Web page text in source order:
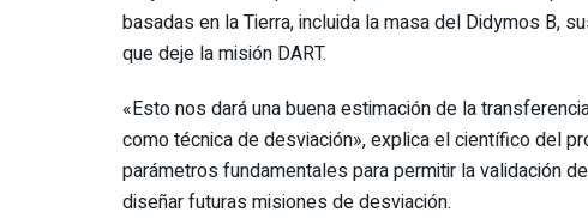
basadas en la Tierra, incluida la masa del Didymos B,
que deje la misión DART.
«Esto nos dará una buena estimación de la
como técnica de desviación», explica el científico del
parámetros fundamentales para permitir la validación
diseñar futuras misiones de desviación.